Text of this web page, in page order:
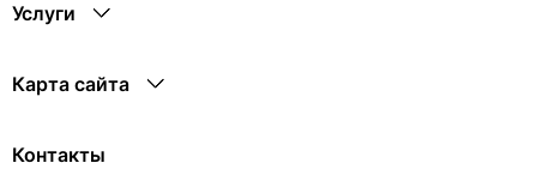
Услуги
Карта сайта
Контакты